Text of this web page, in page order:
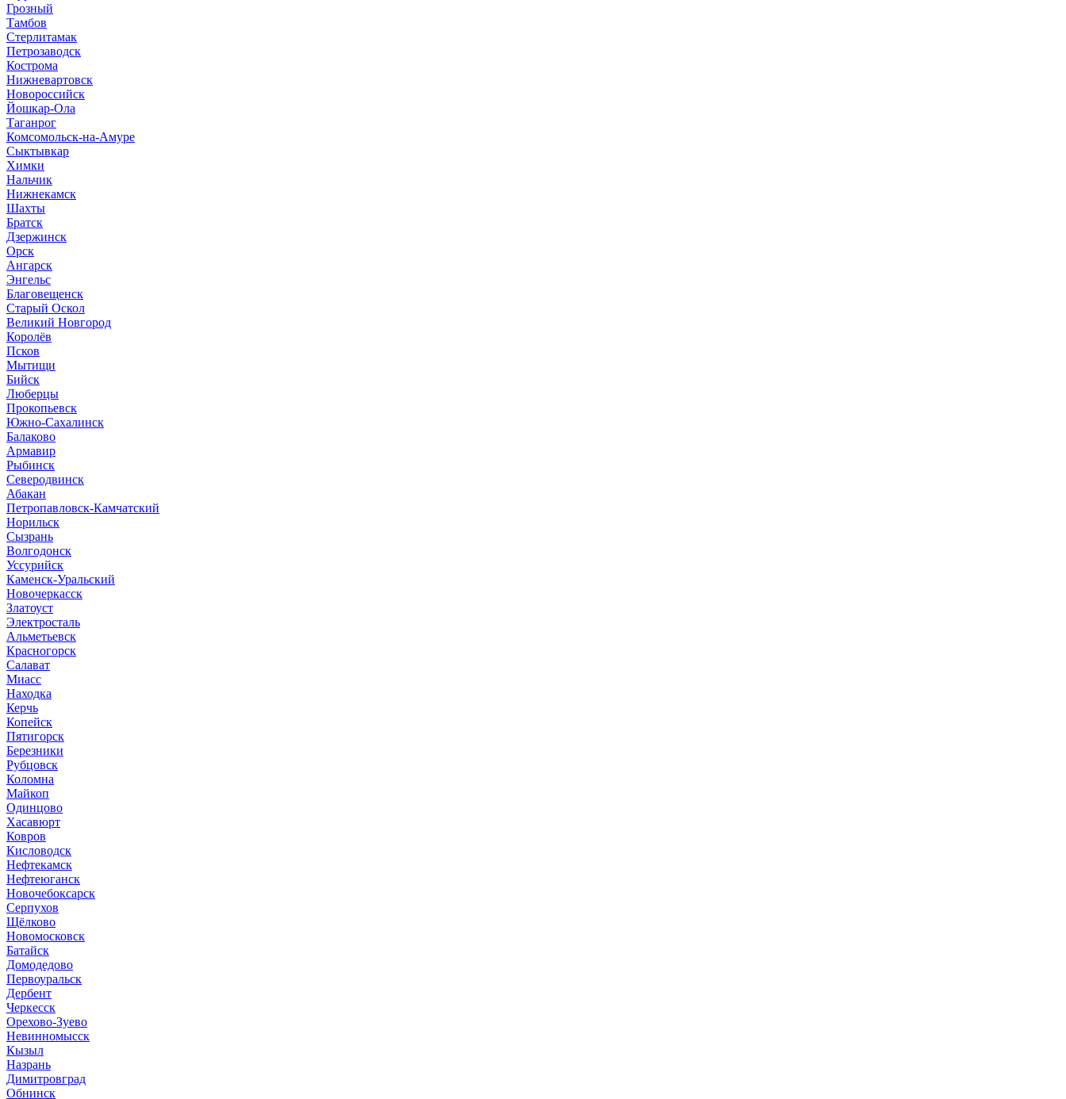
Грозный
Тамбов
Стерлитамак
Петрозаводск
Кострома
Нижневартовск
Новороссийск
Йошкар-Ола
Таганрог
Комсомольск-на-Амуре
Сыктывкар
Химки
Нальчик
Нижнекамск
Шахты
Братск
Дзержинск
Орск
Ангарск
Энгельс
Благовещенск
Старый Оскол
Великий Новгород
Королёв
Псков
Мытищи
Бийск
Люберцы
Прокопьевск
Южно-Сахалинск
Балаково
Армавир
Рыбинск
Северодвинск
Абакан
Петропавловск-Камчатский
Норильск
Сызрань
Волгодонск
Уссурийск
Каменск-Уральский
Новочеркасск
Златоуст
Электросталь
Альметьевск
Красногорск
Салават
Миасс
Находка
Керчь
Копейск
Пятигорск
Березники
Рубцовск
Коломна
Майкоп
Одинцово
Хасавюрт
Ковров
Кисловодск
Нефтекамск
Нефтеюганск
Новочебоксарск
Серпухов
Щёлково
Новомосковск
Батайск
Домодедово
Первоуральск
Дербент
Черкесск
Орехово-Зуево
Невинномысск
Кызыл
Назрань
Димитровград
Обнинск